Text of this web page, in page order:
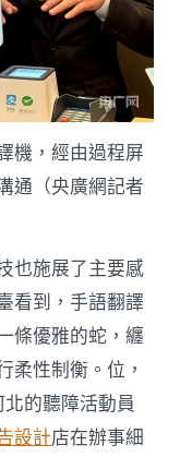
機，經由過程屏
通（央廣網記者
施展了主要感
看到，手語翻譯
條優雅的蛇，纏
柔性制衡。位，
北的聽障活動員
設計店在辦事細